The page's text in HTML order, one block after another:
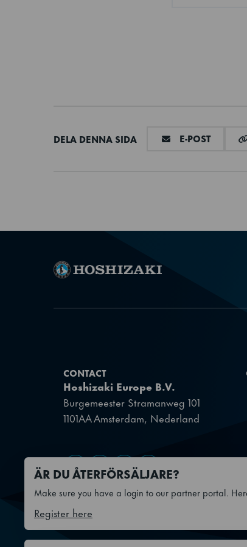
Netto
GWP
Kylmedel
Kylmedietyp
DELA DENNA SIDA E-POSTDELA
CONTACT
Hoshizaki Europe B.V.
Burgemeester Stramanweg 101
1101AA Amsterdam, Nederland
Gå till Facebook
Gå till YouTube
Gå till XGå till LinkedIn
ÄR DU ÅTERFÖRSÄLJARE?
Make sure you have a login to our partner portal.
Register here